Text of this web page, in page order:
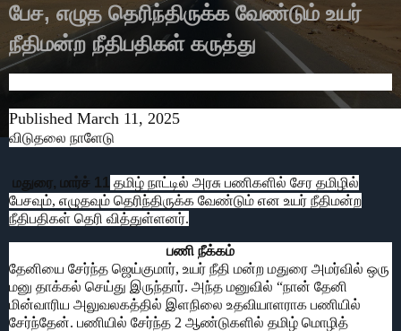
பேச, எழுத தெரிந்திருக்க வேண்டும் உயர்
நீதிமன்ற நீதிபதிகள் கருத்து
விடுதலை நாளேடு
Published March 11, 2025
மதுரை, மார்ச் 11 தமிழ் நாட்டில் அரசு பணிகளில் சேர தமிழில்
பேசவும், எழுதவும் தெரிந்திருக்க வேண்டும் என உயர் நீதிமன்ற
நீதிபதிகள் தெரி வித்துள்ளனர்.
பணி நீக்கம்
தேனியை சேர்ந்த ஜெய்குமார், உயர் நீதி மன்ற மதுரை அமர்வில் ஒரு
மனு தாக்கல் செய்து இருந்தார். அந்த மனுவில் “நான் தேனி
மின்வாரிய அலுவலகத்தில் இளநிலை உதவியாளராக பணியில்
சேர்ந்தேன். பணியில் சேர்ந்த 2 ஆண்டுகளில் தமிழ் மொழித்